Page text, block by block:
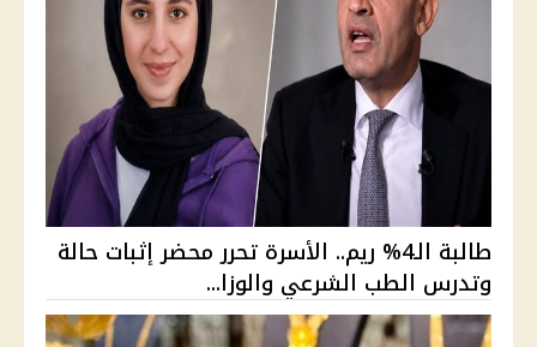
طالبة الـ4% ريم.. الأسرة تحرر محضر إثبات حالة
وتدرس الطب الشرعي والوزا...